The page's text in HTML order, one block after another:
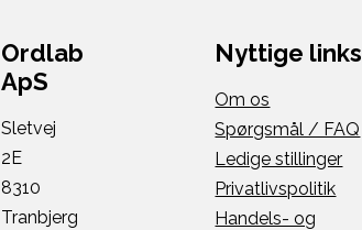
Ordlab
ApS
Sletvej
2E
8310
Tranbjerg
Nyttige links
Om os
Spørgsmål / FAQ
Ledige stillinger
Privatlivspolitik
Handels- og